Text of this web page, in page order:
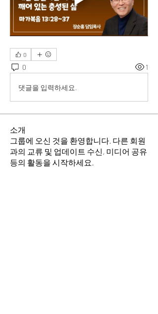
0
0 1
댓글을 입력하세요.
소개
그룹에 오신 것을 환영합니다. 다른 회원
과의 교류 및 업데이트 수신, 미디어 공유
등의 활동을 시작하세요.